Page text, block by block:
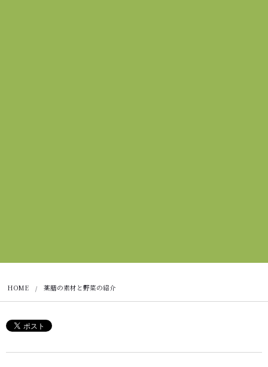
HOME 薬膳の素材と野菜の紹介